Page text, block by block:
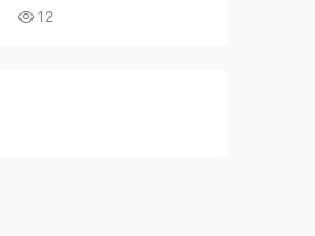
体字帖
12